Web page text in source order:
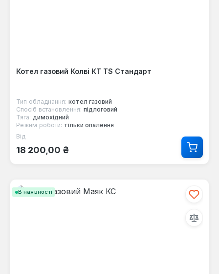
Котел газовий Колві КТ TS Стандарт
Тип обладнання: котел газовий
Спосіб встановлення: підлоговий
Тяга: димохідний
Режим роботи: тільки опалення
Звичайна ціна:
Від
18 200,00 ₴
В наявності